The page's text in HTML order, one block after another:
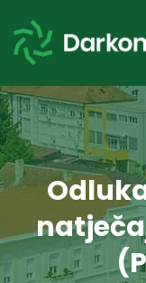
07 - 15 h
043 /440